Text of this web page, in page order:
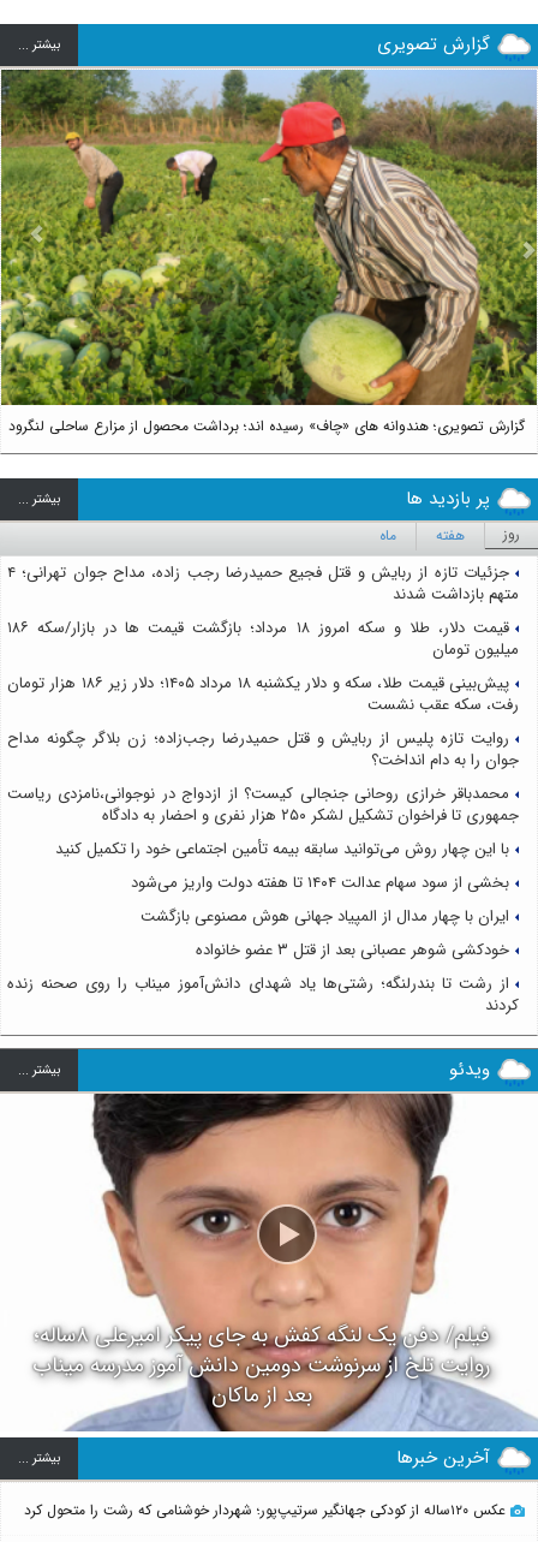
گزارش تصویری بيشتر ...
گزارش تصویری؛ هندوانه های «چاف» رسیده اند؛ برداشت محصول از مزارع ساحلی لنگرود
Next
پر بازدید ها بيشتر ...
روز هفته ماه
جزئیات تازه از ربایش و قتل فجیع حمیدرضا رجب زاده، مداح جوان تهرانی؛ ۴
متهم بازداشت شدند
قیمت دلار، طلا و سکه امروز ۱۸ مرداد؛ بازگشت قیمت ها در بازار/سکه ۱۸۶
میلیون تومان
پیش‌بینی قیمت طلا، سکه و دلار یکشنبه ۱۸ مرداد ۱۴۰۵؛ دلار زیر ۱۸۶ هزار تومان
رفت، سکه عقب نشست
روایت تازه پلیس از ربایش و قتل حمیدرضا رجب‌زاده؛ زن بلاگر چگونه مداح
جوان را به دام انداخت؟
محمدباقر خرازی روحانی جنجالی کیست؟ از ازدواج در نوجوانی،نامزدی ریاست
جمهوری تا فراخوان تشکیل لشکر ۲۵۰ هزار نفری و احضار به دادگاه
با این چهار روش می‌توانید سابقه بیمه تأمین اجتماعی خود را تکمیل کنید
بخشی از سود سهام عدالت ۱۴۰۴ تا هفته دولت واریز می‌شود
ایران با چهار مدال از المپیاد جهانی هوش مصنوعی بازگشت
خودکشی شوهر عصبانی بعد از قتل ۳ عضو خانواده
از رشت تا بندرلنگه؛ رشتی‌ها یاد شهدای دانش‌آموز میناب را روی صحنه زنده
کردند
ویدئو بيشتر ...
فیلم/ دفن یک لنگه کفش به جای پیکر امیرعلی ۸ساله؛
روایت تلخ از سرنوشت دومین دانش آموز مدرسه میناب
بعد از ماکان
آخرین خبرها بيشتر ...
عکس ۱۲۰ساله از کودکی جهانگیر سرتیپ‌پور؛ شهردار خوشنامی که رشت را متحول کرد